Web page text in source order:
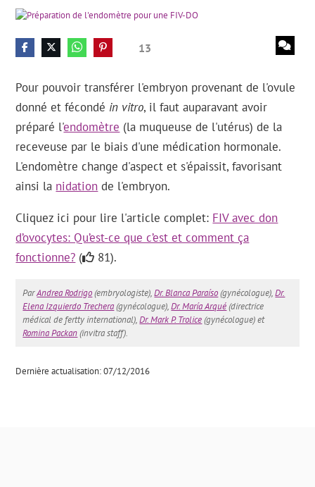
13
Pour pouvoir transférer l'embryon provenant de l'ovule
donné et fécondé in vitro, il faut auparavant avoir
préparé l'endomètre (la muqueuse de l'utérus) de la
receveuse par le biais d'une médication hormonale.
L'endomètre change d'aspect et s'épaissit, favorisant
ainsi la nidation de l'embryon.
Cliquez ici pour lire l'article complet: FIV avec don
d’ovocytes: Qu’est-ce que c’est et comment ça
fonctionne? ( 81).
ParAndrea Rodrigo(embryologiste),Dr. Blanca Paraíso(gynécologue),Dr.
Elena Izquierdo Trechera(gynécologue),Dr. María Arqué(directrice
médical de fertty international),Dr. Mark P. Trolice(gynécologue) et
Romina Packan(invitra staff).
Dernière actualisation: 07/12/2016